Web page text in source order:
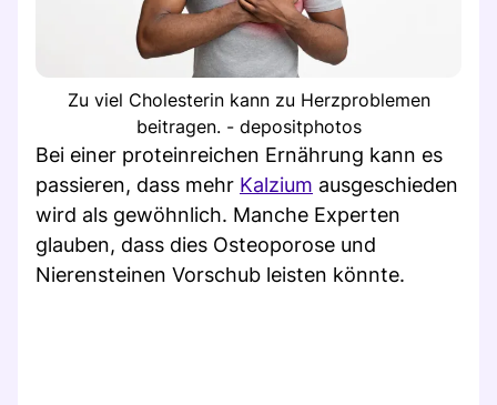
Zu viel Cholesterin kann zu Herzproblemen
beitragen. - depositphotos
Bei einer proteinreichen Ernährung kann es
passieren, dass mehr Kalzium ausgeschieden
wird als gewöhnlich. Manche Experten
glauben, dass dies Osteoporose und
Nierensteinen Vorschub leisten könnte.